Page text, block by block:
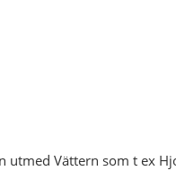
utmed Vättern som t ex